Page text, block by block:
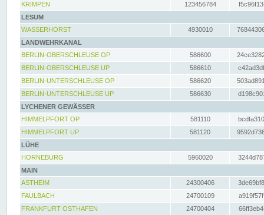
KRIMPEN
123456784
LESUM
WASSERHORST
4930010
LANDWEHRKANAL
BERLIN-OBERSCHLEUSE OP
586600
BERLIN-OBERSCHLEUSE UP
586610
BERLIN-UNTERSCHLEUSE OP
586620
BERLIN-UNTERSCHLEUSE UP
586630
LYCHENER GEWÄSSER
HIMMELPFORT OP
581110
HIMMELPFORT UP
581120
LÜHE
HORNEBURG
5960020
MAIN
ASTHEIM
24300406
FAULBACH
24700109
FRANKFURT OSTHAFEN
24700404